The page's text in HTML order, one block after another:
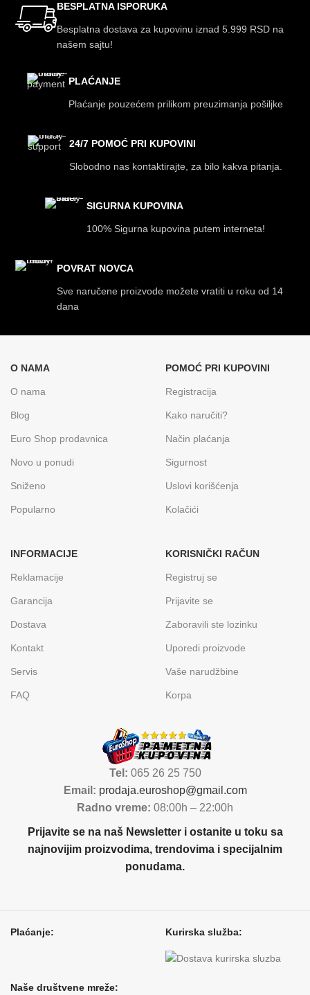
BESPLATNA ISPORUKA
Besplatna dostava za kupovinu iznad 5.999 RSD na
našem sajtu!
PLAĆANJE
Plaćanje pouzećem prilikom preuzimanja pošiljke
24/7 POMOĆ PRI KUPOVINI
Slobodno nas kontaktirajte, za bilo kakva pitanja.
SIGURNA KUPOVINA
100% Sigurna kupovina putem interneta!
POVRAT NOVCA
Sve naručene proizvode možete vratiti u roku od 14
dana
O NAMA
O nama
Blog
Euro Shop prodavnica
Novo u ponudi
Sniženo
Popularno
POMOĆ PRI KUPOVINI
Registracija
Kako naručiti?
Način plaćanja
Sigurnost
Uslovi korišćenja
Kolačići
INFORMACIJE
Reklamacije
Garancija
Dostava
Kontakt
Servis
FAQ
KORISNIČKI RAČUN
Registruj se
Prijavite se
Zaboravili ste lozinku
Uporedi proizvode
Vaše narudžbine
Korpa
Tel: 065 26 25 750
Email: prodaja.euroshop@gmail.com
Radno vreme: 08:00h – 22:00h
Prijavite se na naš Newsletter i ostanite u toku sa
najnovijim proizvodima, trendovima i specijalnim
ponudama.
Plaćanje: Kurirska služba:
Naše društvene mreže: